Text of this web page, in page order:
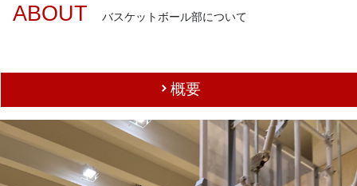
バスケットボール部について
ABOUT
概要